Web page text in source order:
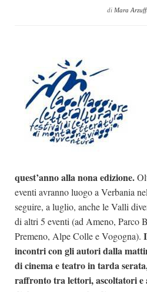
Dicono di Noi
Rassegna Stampa
Archivio
Autori
Partnership
Giallo Stresa
Premio Chiara
Tabù Festival 2014
A Tutto Volume
di Mara
quest’anno alla nona edizione.
eventi avranno luogo a Verbania
seguire, a luglio, anche le Valli
di altri 5 eventi (ad Ameno, Parco
Premeno, Alpe Colle e Vogogna).
incontri con gli autori dalla
di cinema e teatro in tarda
raffronto tra lettori, ascoltatori e